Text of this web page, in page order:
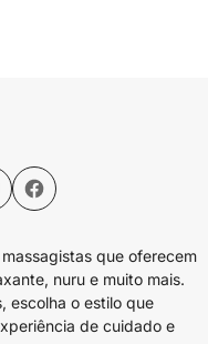
que oferecem
nuru e muito mais.
escolha o estilo que
de cuidado e